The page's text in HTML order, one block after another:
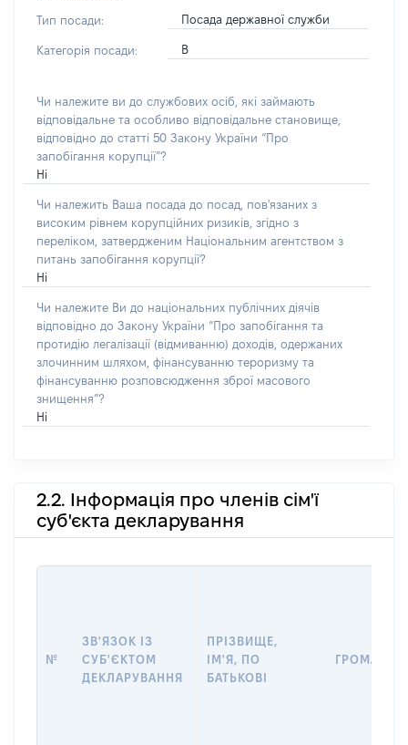
Тип посади: Посада державної служби
Категорія посади: В
Чи належите ви до службових осіб, які займають
відповідальне та особливо відповідальне становище,
відповідно до статті 50 Закону України “Про
запобігання корупції”?
Ні
Чи належить Ваша посада до посад, пов'язаних з
високим рівнем корупційних ризиків, згідно з
переліком, затвердженим Національним агентством з
питань запобігання корупції?
Ні
Чи належите Ви до національних публічних діячів
відповідно до Закону України “Про запобігання та
протидію легалізації (відмиванню) доходів, одержаних
злочинним шляхом, фінансуванню тероризму та
фінансуванню розповсюдження зброї масового
знищення”?
Ні
2.2. Інформація про членів сім'ї
суб'єкта декларування
№
ЗВ'ЯЗОК ІЗ
СУБ'ЄКТОМ
ДЕКЛАРУВАННЯ
ПРІЗВИЩЕ,
ІМ'Я, ПО
БАТЬКОВІ